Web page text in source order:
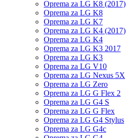
Oprema za LG K8 (2017)
Oprema za LG K8
Oprema za LG K7
Oprema za LG K4 (2017)
Oprema za LG K4
Oprema za LG K3 2017
Oprema za LG K3
Oprema za LG V10
Oprema za LG Nexus 5X
Oprema za LG Zero
Oprema za LG G Flex 2
Oprema za LG G4 S
Oprema za LG G Flex
Oprema za LG G4 Stylus
Oprema za LG G4c